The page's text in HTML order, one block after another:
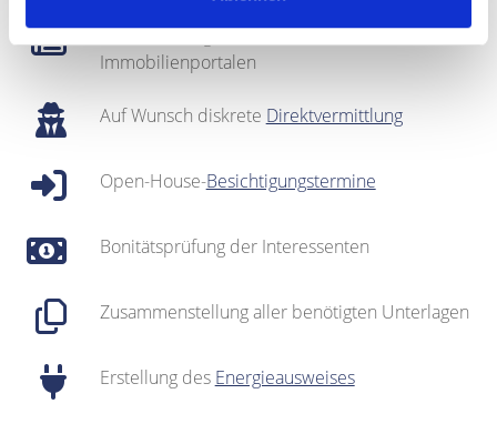
Inserate in regionalen Medien & in den
Immobilienportalen
Auf Wunsch diskrete Direktvermittlung
Open-House-Besichtigungstermine
Bonitätsprüfung der Interessenten
Zusammenstellung aller benötigten Unterlagen
Erstellung des Energieausweises